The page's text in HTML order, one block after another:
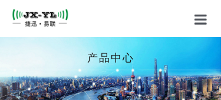
关
产
产品中心